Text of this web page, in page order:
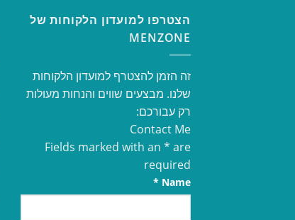
הצטרפו למועדון הלקוחות של
MENZONE
זה הזמן להצטרף למועדון הלקוחות
שלנו. מבצעים שווים והנחות מעולות
רק עבורכם:
Contact Me
Fields marked with an * are
required
Name
*